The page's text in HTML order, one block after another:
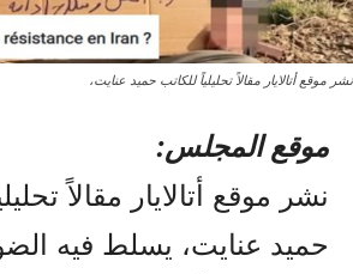
نشر موقع أتالايار مقالاً تحليلياً للكاتب حميد عنايت،
موقع المجلس:
نشر موقع أتالايار مقالاً
حميد عنايت، يسلط فيه